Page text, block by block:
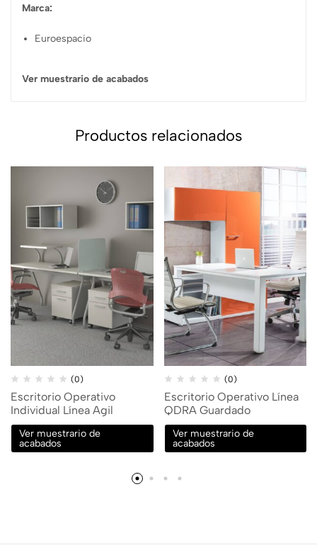
Marca:
Euroespacio
Ver muestrario de acabados
Productos relacionados
(0)
Escritorio Operativo
Individual Línea Agil
Ver muestrario de
acabados
(0)
Escritorio Operativo Línea
QDRA Guardado
Ver muestrario de
acabados